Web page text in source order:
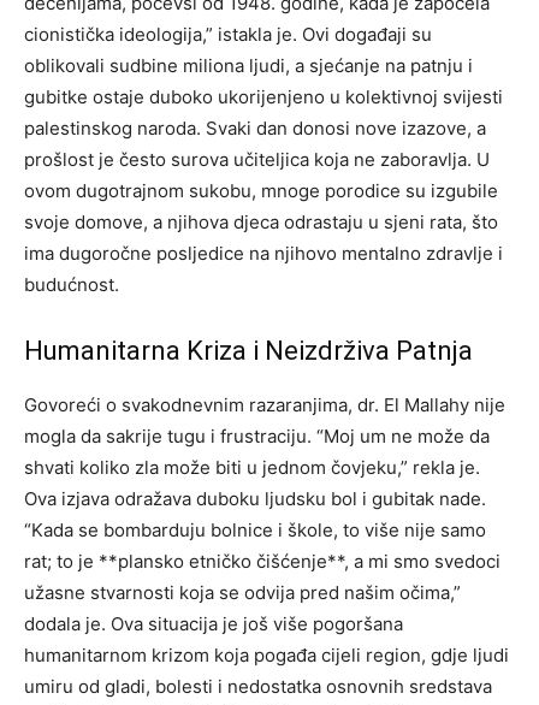
cionistička ideologija,” istakla je. Ovi događaji su
oblikovali sudbine miliona ljudi, a sjećanje na patnju i
gubitke ostaje duboko ukorijenjeno u kolektivnoj svijesti
palestinskog naroda. Svaki dan donosi nove izazove, a
prošlost je često surova učiteljica koja ne zaboravlja. U
ovom dugotrajnom sukobu, mnoge porodice su izgubile
svoje domove, a njihova djeca odrastaju u sjeni rata, što
ima dugoročne posljedice na njihovo mentalno zdravlje i
budućnost.
Humanitarna Kriza i Neizdrživa Patnja
Govoreći o svakodnevnim razaranjima, dr. El Mallahy nije
mogla da sakrije tugu i frustraciju. “Moj um ne može da
shvati koliko zla može biti u jednom čovjeku,” rekla je.
Ova izjava odražava duboku ljudsku bol i gubitak nade.
“Kada se bombarduju bolnice i škole, to više nije samo
rat; to je **plansko etničko čišćenje**, a mi smo svedoci
užasne stvarnosti koja se odvija pred našim očima,”
dodala je. Ova situacija je još više pogoršana
humanitarnom krizom koja pogađa cijeli region, gdje ljudi
umiru od gladi, bolesti i nedostatka osnovnih sredstava